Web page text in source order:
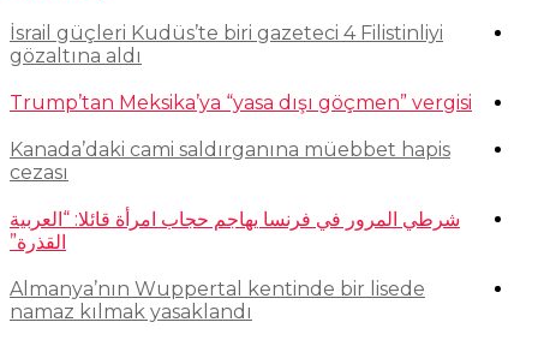
İsrail güçleri Kudüs’te biri gazeteci 4 Filistinliyi
gözaltına aldı
Trump’tan Meksika’ya “yasa dışı göçmen” vergisi
Kanada’daki cami saldırganına müebbet hapis
cezası
شرطي المرور في فرنسا يهاجم حجاب امرأة قائلا: “العربية
القذرة”
Almanya’nın Wuppertal kentinde bir lisede
namaz kılmak yasaklandı